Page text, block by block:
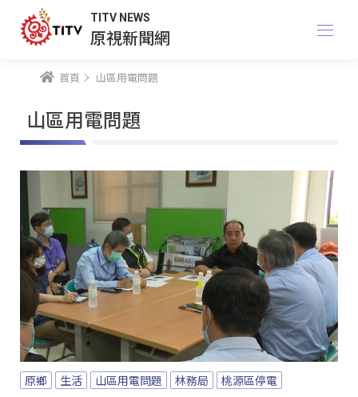
TITV NEWS
原視新聞網
首頁 山區用電問題
山區用電問題
原鄉 生活 山區用電問題 林務局 桃源區停電